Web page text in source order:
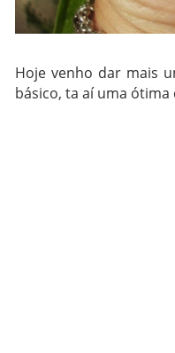
Hoje venho dar mais
básico, ta aí uma ótima